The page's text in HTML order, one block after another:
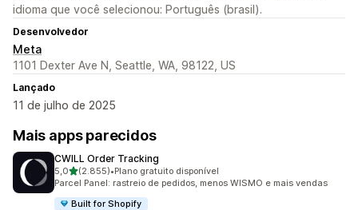
idioma que você selecionou: Português (brasil).
Desenvolvedor
Meta
1101 Dexter Ave N, Seattle, WA, 98122, US
Lançado
11 de julho de 2025
Mais apps parecidos
CWILL Order Tracking
5,0de 5 estrelas
(2.855)
2855 avaliações ao todo
•Plano gratuito disponível
Parcel Panel: rastreio de pedidos, menos WISMO e mais vendas
Built for Shopify